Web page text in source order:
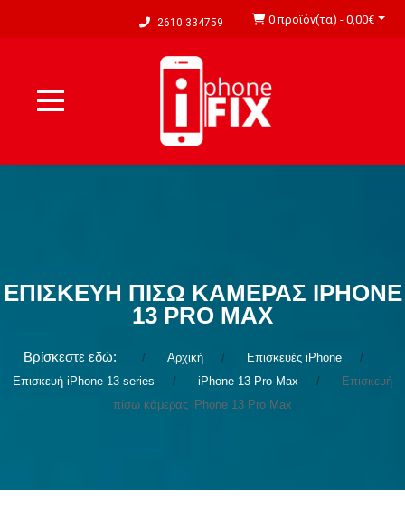
2610 334759 0 προϊόν(τα) - 0,00€
ΕΠΙΣΚΕΥΉ ΠΊΣΩ ΚΆΜΕΡΑΣ IPHONE
13 PRO MAX
Βρίσκεστε εδώ: Αρχική
Επισκευές iPhone
Επισκευή iPhone 13 series
iPhone 13 Pro Max
Επισκευή
πίσω κάμερας iPhone 13 Pro Max